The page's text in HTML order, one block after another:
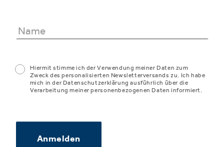
Hiermit stimme ich der Verwendung meiner Daten zum
Zweck des personalisierten Newsletterversands zu. Ich habe
mich in der Datenschutzerklärung ausführlich über die
Verarbeitung meiner personenbezogenen Daten informiert.
Anmelden